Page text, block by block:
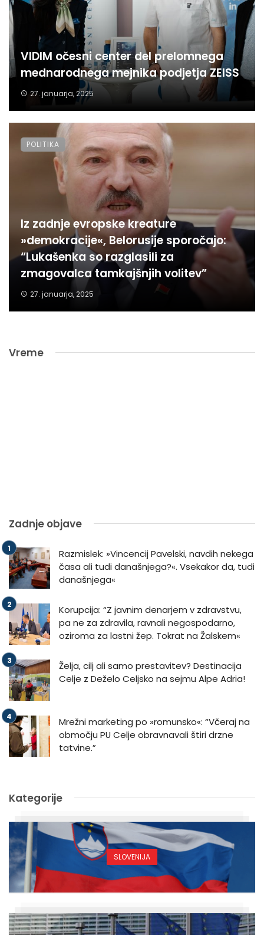
VIDIM očesni center del prelomnega
mednarodnega mejnika podjetja ZEISS
27. januarja, 2025
Iz zadnje evropske kreature
»demokracije«, Belorusije sporočajo:
“Lukašenka so razglasili za
zmagovalca tamkajšnjih volitev”
27. januarja, 2025
POLITIKA
Vreme
Zadnje objave
Razmislek: »Vincencij Pavelski, navdih nekega
časa ali tudi današnjega?«. Vsekakor da, tudi
današnjega«
Korupcija: “Z javnim denarjem v zdravstvu,
pa ne za zdravila, ravnali negospodarno,
oziroma za lastni žep. Tokrat na Žalskem«
Želja, cilj ali samo prestavitev? Destinacija
Celje z Deželo Celjsko na sejmu Alpe Adria!
Mrežni marketing po »romunsko«: “Včeraj na
območju PU Celje obravnavali štiri drzne
tatvine.”
Kategorije
SLOVENIJA